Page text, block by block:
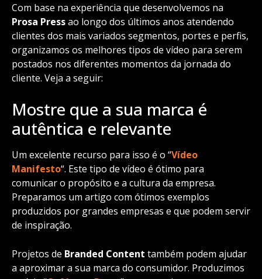
Com base na experiência que desenvolvemos na
Prosa Pressao longo dos últimos anos atendendo
clientes dos mais variados segmentos, portes e perfis,
organizamos os melhores tipos de vídeo para serem
postados nos diferentes momentos da jornada do
cliente. Veja a seguir:
Mostre que a sua marca é
autêntica e relevante
Um excelente recurso para isso é o “Vídeo
Manifesto“. Este tipo de vídeo é ótimo para
comunicar o propósito e a cultura da empresa.
Preparamos um artigo com ótimos exemplos
produzidos por grandes empresas e que podem servir
de inspiração.
Projetos de Branded Content também podem ajudar
a aproximar a sua marca do consumidor. Produzimos